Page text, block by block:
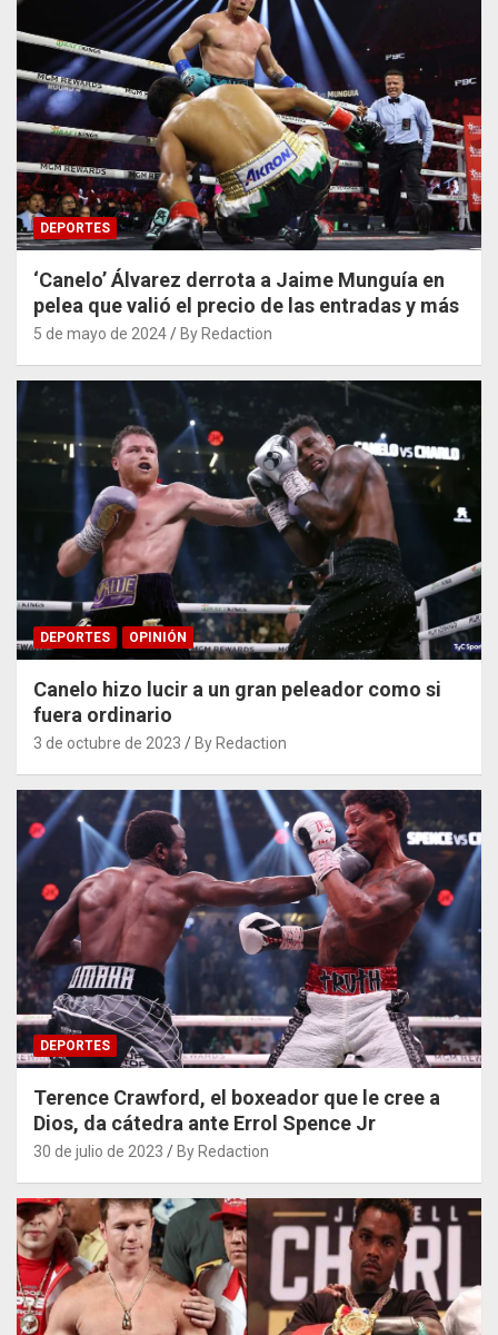
DEPORTES
‘Canelo’ Álvarez derrota a Jaime Munguía en
pelea que valió el precio de las entradas y más
5 de mayo de 2024 By Redaction
DEPORTES OPINIÓN
Canelo hizo lucir a un gran peleador como si
fuera ordinario
3 de octubre de 2023 By Redaction
DEPORTES
Terence Crawford, el boxeador que le cree a
Dios, da cátedra ante Errol Spence Jr
30 de julio de 2023 By Redaction